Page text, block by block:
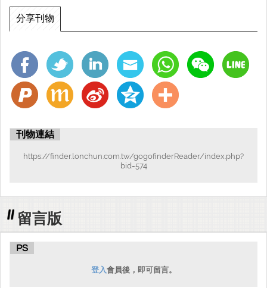
分享刊物
刊物連結
https://finder.lonchun.com.tw/gogofinderReader/index.php?
bid=574
留言版
PS
登入會員後，即可留言。